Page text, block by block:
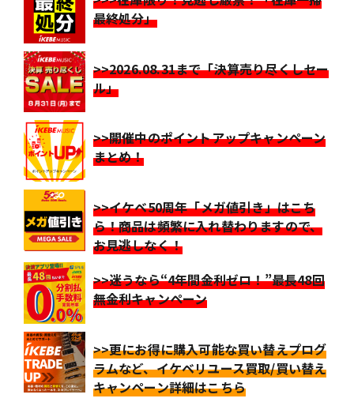
最終処分」
>>2026.08.31まで「決算売り尽くしセー
ル」
>>開催中のポイントアップキャンペーン
まとめ！
>>イケベ50周年「メガ値引き」はこち
ら！商品は頻繁に入れ替わりますので、
お見逃しなく！
>>迷うなら“4年間金利ゼロ！”最長48回
無金利キャンペーン
>>更にお得に購入可能な買い替えプログ
ラムなど、イケベリユース買取/買い替え
キャンペーン詳細はこちら